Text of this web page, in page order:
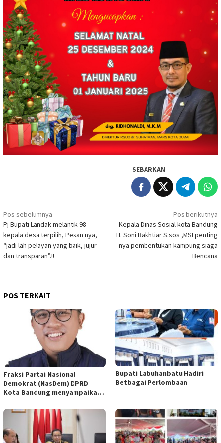
SEBARKAN
Navigasi
pos
Pos sebelumnya
Pj Bupati Landak melantik 98
kepala desa terpilih, Pesan nya,
“jadi lah pelayan yang baik, jujur
dan transparan”.!!
Pos berikutnya
Kepala Dinas Sosial kota Bandung
H. Soni Bakhtiar S.sos ,MSI penting
nya pembentukan kampung siaga
Bencana
POS TERKAIT
Fraksi Partai Nasional
Demokrat (NasDem) DPRD
Kota Bandung menyampaikan
empat Rancangan Peraturan
Daerah (Raperda) yang
diajukan Pemerintah Kota
Bandung
Bupati Labuhanbatu Hadiri
Betbagai Perlombaan